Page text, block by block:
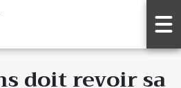
doit revoir sa